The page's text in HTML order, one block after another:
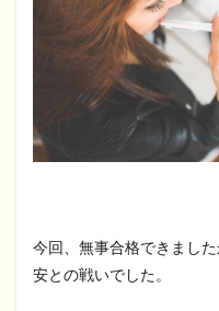
今回、無事合格できまし
安との戦いでした。